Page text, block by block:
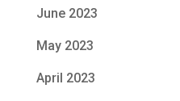
June 2023
May 2023
April 2023